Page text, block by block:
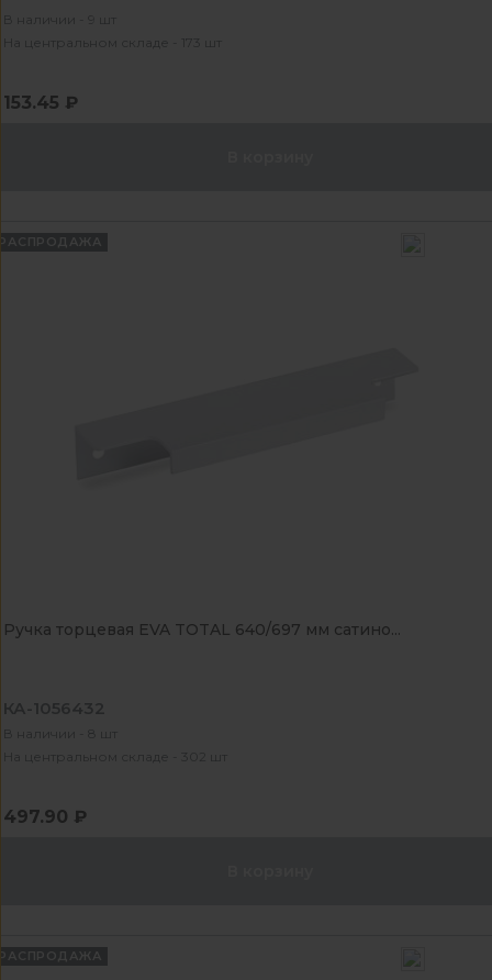
В наличии - 9 шт
На центральном складе - 173 шт
153.45 ₽
Ручка торцевая EVA TOTAL 640/697 мм сатино...
КА-1056432
В наличии - 8 шт
На центральном складе - 302 шт
497.90 ₽